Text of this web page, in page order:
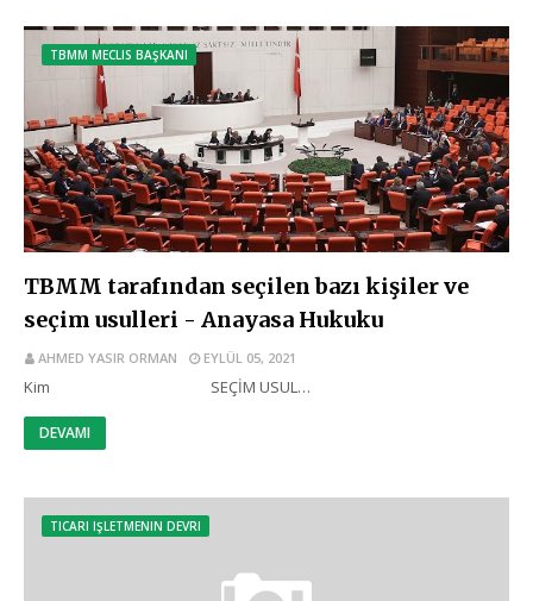
TBMM MECLIS BAŞKANI
TBMM tarafından seçilen bazı kişiler ve
seçim usulleri - Anayasa Hukuku
AHMED YASIR ORMAN EYLÜL 05, 2021
Kim SEÇİM USUL…
DEVAMI
TICARI IŞLETMENIN DEVRI